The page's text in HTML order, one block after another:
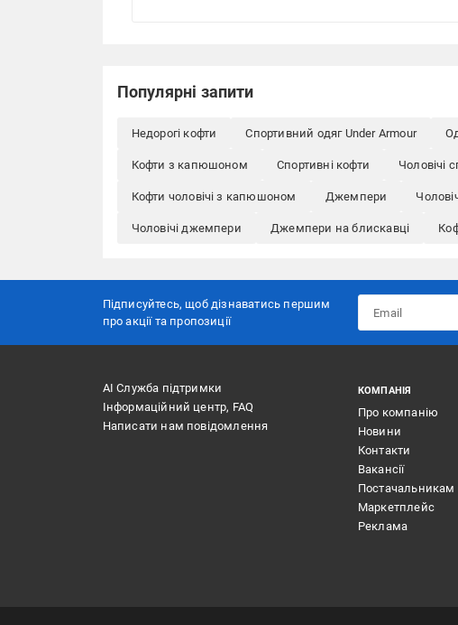
Популярні запити
Недорогі кофти Спортивний одяг Under Armour
Кофти з капюшоном Спортивні кофти Чоловічі
Кофти чоловічі з капюшоном Джемпери
Чоловічі джемпери Джемпери на блискавці
Підписуйтесь, щоб дізнаватись першим
про акції та пропозиції
АІ Служба підтримки
Інформаційний центр, FAQ
Написати нам повідомлення
КОМПАНІЯ
Про компанію
Новини
Контакти
Вакансії
Постачальникам
Маркетплейс
Реклама